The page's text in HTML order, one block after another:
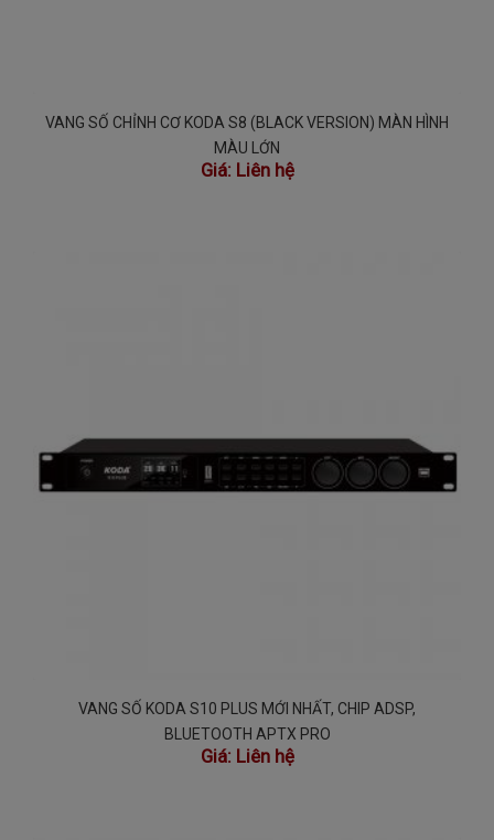
VANG SỐ CHỈNH CƠ KODA S8 (BLACK VERSION) MÀN HÌNH
MÀU LỚN
Giá: Liên hệ
VANG SỐ KODA S10 PLUS MỚI NHẤT, CHIP ADSP,
BLUETOOTH APTX PRO
Giá: Liên hệ